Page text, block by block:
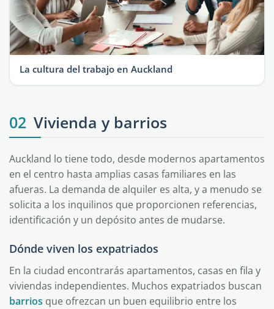
La cultura del trabajo en Auckland
02 Vivienda y barrios
Auckland lo tiene todo, desde modernos apartamentos
en el centro hasta amplias casas familiares en las
afueras. La demanda de alquiler es alta, y a menudo se
solicita a los inquilinos que proporcionen referencias,
identificación y un depósito antes de mudarse.
Dónde viven los expatriados
En la ciudad encontrarás apartamentos, casas en fila y
viviendas independientes. Muchos expatriados buscan
barrios que ofrezcan un buen equilibrio entre los